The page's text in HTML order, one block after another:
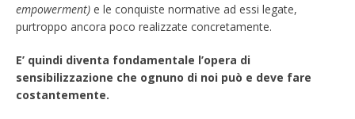
empowerment) e le conquiste normative ad essi legate,
purtroppo ancora poco realizzate concretamente.
E’ quindi diventa fondamentale l’opera di
sensibilizzazione che ognuno di noi può e deve fare
costantemente.